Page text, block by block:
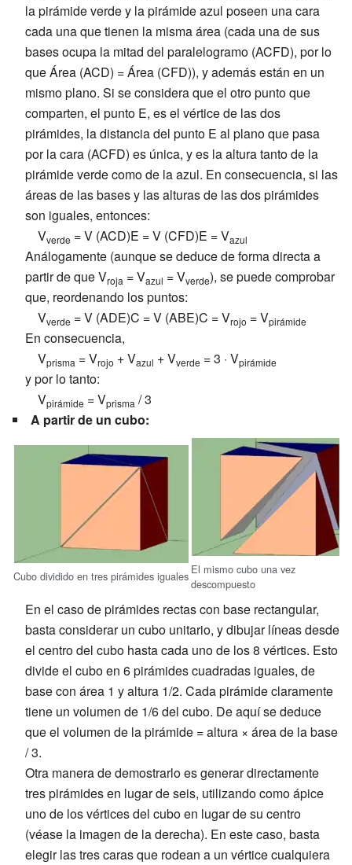
la pirámide verde y la pirámide azul poseen una cara
cada una que tienen la misma área (cada una de sus
bases ocupa la mitad del paralelogramo (ACFD), por lo
que Área (ACD) = Área (CFD)), y además están en un
mismo plano. Si se considera que el otro punto que
comparten, el punto E, es el vértice de las dos
pirámides, la distancia del punto E al plano que pasa
por la cara (ACFD) es única, y es la altura tanto de la
pirámide verde como de la azul. En consecuencia, si las
áreas de las bases y las alturas de las dos pirámides
son iguales, entonces:
Vverde = V (ACD)E = V (CFD)E = Vazul
Análogamente (aunque se deduce de forma directa a
partir de que Vroja = Vazul = Vverde), se puede comprobar
que, reordenando los puntos:
Vverde = V (ADE)C = V (ABE)C = Vrojo = Vpirámide
En consecuencia,
Vprisma = Vrojo + Vazul + Vverde = 3 · Vpirámide
y por lo tanto:
Vpirámide = Vprisma / 3
A partir de un cubo:
Cubo dividido en tres pirámides iguales El mismo cubo una vez
descompuesto
En el caso de pirámides rectas con base rectangular,
basta considerar un cubo unitario, y dibujar líneas desde
el centro del cubo hasta cada uno de los 8 vértices. Esto
divide el cubo en 6 pirámides cuadradas iguales, de
base con área 1 y altura 1/2. Cada pirámide claramente
tiene un volumen de 1/6 del cubo. De aquí se deduce
que el volumen de la pirámide = altura × área de la base
/ 3.
Otra manera de demostrarlo es generar directamente
tres pirámides en lugar de seis, utilizando como ápice
uno de los vértices del cubo en lugar de su centro
(véase la imagen de la derecha). En este caso, basta
elegir las tres caras que rodean a un vértice cualquiera